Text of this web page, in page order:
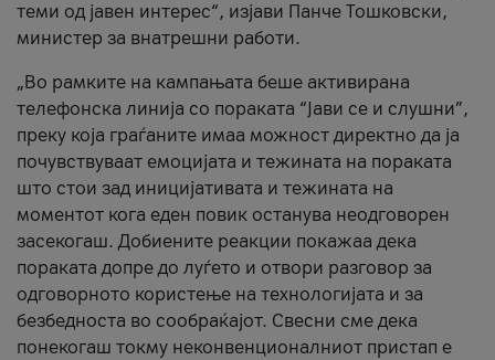
теми од јавен интерес“, изјави Панче Тошковски,
министер за внатрешни работи.
„Во рамките на кампањата беше активирана
телефонска линија со пораката “Јави се и слушни”,
преку која граѓаните имаа можност директно да ја
почувствуваат емоцијата и тежината на пораката
што стои зад иницијативата и тежината на
моментот кога еден повик останува неодговорен
засекогаш. Добиените реакции покажаа дека
пораката допре до луѓето и отвори разговор за
одговорното користење на технологијата и за
безбедноста во сообраќајот. Свесни сме дека
понекогаш токму неконвенционалниот пристап е